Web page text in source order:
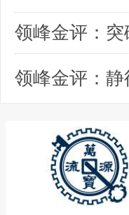
领峰金评：